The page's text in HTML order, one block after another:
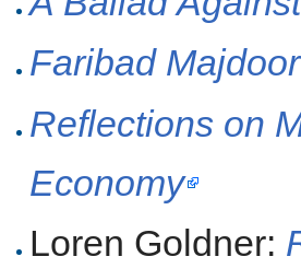
Faribad
Reflections on
Economy
Loren Goldner: